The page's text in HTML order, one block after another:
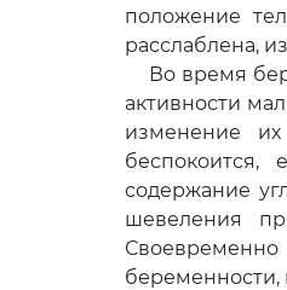
положение
расслаблена,
Во время
активности
изменение
содержание
шевеления
беременности,